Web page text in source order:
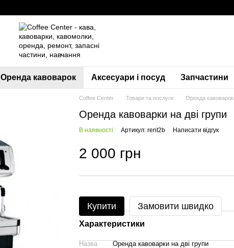
Оренда кавоварок Аксесуари і посуд Запчастини
Coffee Center Товари та послуги Оренда кавоварок
Оренда кавоварки на дві групи
В наявності Артикул: rent2b Написати відгук
2 000 грн
Купити Замовити швидко
Характеристики
Назва Оренда кавоварки на дві групи